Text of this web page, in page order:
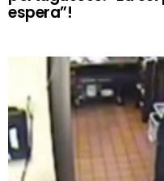
espera”!